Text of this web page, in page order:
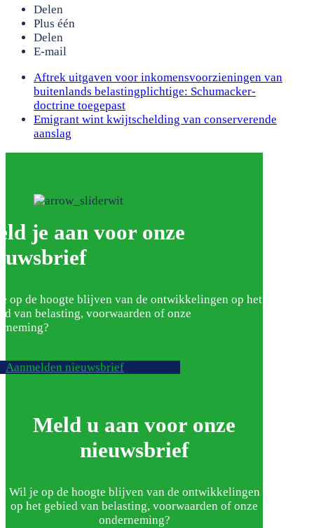
Delen
Plus één
Delen
E-mail
previous
post:
Aftrek uitgaven voor inkomensvoorzieningen van
buitenlands belastingplichtige: Schumacker-
doctrine toegepast
next
post:
Emigrant wint kwijtschelding van conserverende
aanslag
je aan voor onze
op de hoogte blijven van de ontwikkelingen op het
van belasting, voorwaarden of onze
Aanmelden nieuwsbrief
Meld u aan voor onze
nieuwsbrief
Wil je op de hoogte blijven van de ontwikkelingen
op het gebied van belasting, voorwaarden of onze
onderneming?